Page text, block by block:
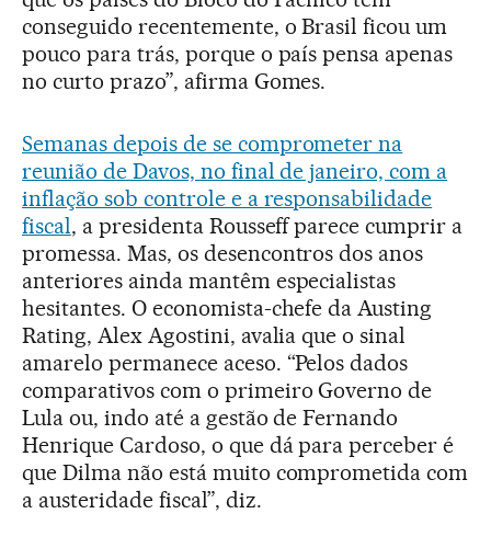
conseguido recentemente, o Brasil ficou um
pouco para trás, porque o país pensa apenas
no curto prazo”, afirma Gomes.
Semanas depois de se comprometer na
reunião de Davos, no final de janeiro, com a
inflação sob controle e a responsabilidade
fiscal, a presidenta Rousseff parece cumprir a
promessa. Mas, os desencontros dos anos
anteriores ainda mantêm especialistas
hesitantes. O economista-chefe da Austing
Rating, Alex Agostini, avalia que o sinal
amarelo permanece aceso. “Pelos dados
comparativos com o primeiro Governo de
Lula ou, indo até a gestão de Fernando
Henrique Cardoso, o que dá para perceber é
que Dilma não está muito comprometida com
a austeridade fiscal”, diz.